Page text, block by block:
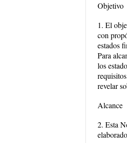
Objetivo
1. El
con
estados
Para
los
revelar
Alcance
2. Esta